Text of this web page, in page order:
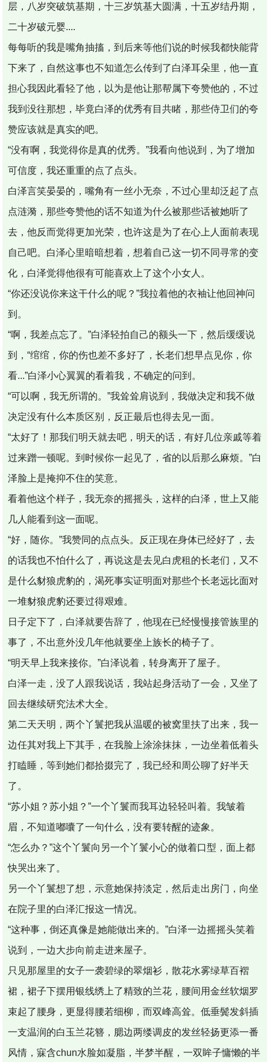
层，八岁突破筑基期，十三岁筑基大圆满，十五岁结丹期，
二十岁破元婴....
每每听的我是嘴角抽搐，到后来等他们说的时候我都快能背
下来了，自然这事也不知道怎么传到了白泽耳朵里，他一直
担心我因此看轻了他，以为是他让那帮属下夸赞他的，不过
我到没往那想，毕竟白泽的优秀有目共睹，那些侍卫们的夸
赞应该就是真实的吧。
“没有啊，我觉得你是真的优秀。”我看向他说到，为了增加
可信度，我还重重的点了点头。
白泽言笑晏晏的，嘴角有一丝小无奈，不过心里却泛起了点
点涟漪，那些夸赞他的话不知道为什么被那些话被她听了
去，他反而觉得更加光荣，也许这是为了在心上人面前表现
自己吧。白泽心里暗暗想着，想着自己这一切不同寻常的变
化，白泽觉得他很有可能喜欢上了这个小女人。
“你还没说你来这干什么的呢？”我拉着他的衣袖让他回神问
到。
“啊，我差点忘了。”白泽轻拍自己的额头一下，然后缓缓说
到，“绾绾，你的伤也差不多好了，长老们想早点见你，你
看...”白泽小心翼翼的看着我，不确定的问到。
“可以啊，我无所谓的。”我耸耸肩说到，我做决定和我不做
决定没有什么本质区别，反正最后也得去见一面。
“太好了！那我们明天就去吧，明天的话，有好几位亲戚等着
过来蹭一顿呢。到时候你一起见了，省的以后那么麻烦。”白
泽脸上是掩抑不住的笑意。
看着他这个样子，我无奈的摇摇头，这样的白泽，世上又能
几人能看到这一面呢。
“好，随你。”我赞同的点点头。反正现在身体已经好了，去
的话我也不怕什么了，再说这是去见白虎租的长老们，又不
是什么豺狼虎豹的，渴死事实证明面对那些个长老远比面对
一堆豺狼虎豹还要过得艰难。
日子定下了，白泽就要告辞了，他现在已经慢慢接管族里的
事了，不出意外没几年他就要坐上族长的椅子了。
“明天早上我来接你。”白泽说着，转身离开了屋子。
白泽一走，没了人跟我说话，我站起身活动了一会，又坐了
回去继续研究法术大全。
第二天天明，两个丫鬟把我从温暖的被窝里扶了出来，我一
边任其对我上下其手，在我脸上涂涂抹抹，一边坐着低着头
打瞌睡，等到她们都拾掇完了，我已经和周公聊了好半天
了。
“苏小姐？苏小姐？”一个丫鬟而我耳边轻轻叫着。我皱着
眉，不知道嘟囔了一句什么，没有要转醒的迹象。
“怎么办？”这个丫鬟向另一个丫鬟小心的做着口型，面上都
快哭出来了。
另一个丫鬟想了想，示意她保持淡定，然后走出房门，向坐
在院子里的白泽汇报这一情况。
“这种事，倒还真像是她能做出来的。”白泽一边摇摇头笑着
说到，一边大步向前走进来屋子。
只见那屋里的女子一袭碧绿的翠烟衫，散花水雾绿草百褶
裙，裙子下摆用银线绣上了精致的兰花，腰间用金丝软烟罗
束起了腰身，更显得腰若细柳，而双峰高耸。低垂鬓发斜插
一支温润的白玉兰花簪，腮边两缕调皮的发丝轻扬更添一番
风情，寐含chun水脸如凝脂，半梦半醒，一双眸子慵懒的半